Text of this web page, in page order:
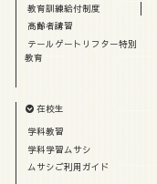
教育訓練給付制度
高齢者講習
テールゲートリフター特別
教育
在校生
学科教習
学科学習ムサシ
ムサシご利用ガイド